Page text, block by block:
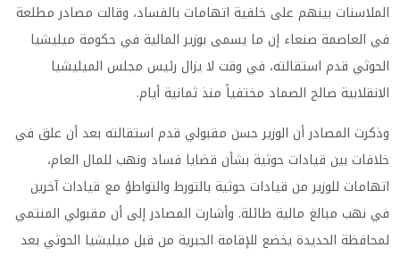
الملاسنات بينهم على خلفية اتهامات بالفساد، وقالت مصادر مطلعة
في العاصمة صنعاء إن ما يسمى بوزير المالية في حكومة ميليشيا
الحوثي قدم استقالته، في وقت لا يزال رئيس مجلس الميليشيا
الانقلابية صالح الصماد مختفياً منذ ثمانية أيام.
وذكرت المصادر أن الوزير حسن مقبولي قدم استقالته بعد أن علق في
خلافات بين قيادات حوثية بشأن قضايا فساد ونهب للمال العام،
اتهامات للوزير من قيادات حوثية بالتورط والتواطؤ مع قيادات آخرين
في نهب مبالغ مالية طائلة. وأشارت المصادر إلى أن مقبولي المنتمي
لمحافظة الحديدة يخضع للإقامة الجبرية من قبل ميليشيا الحوثي بعد